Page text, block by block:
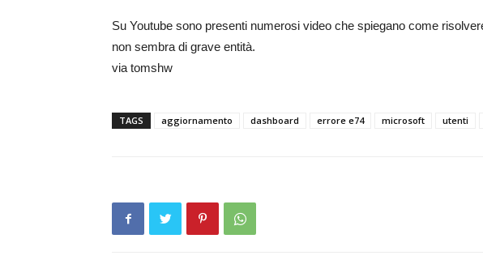
Su Youtube sono presenti numerosi video che spiegano come
non sembra di grave entità.
via tomshw
TAGS aggiornamento dashboard errore e74 microsoft utenti